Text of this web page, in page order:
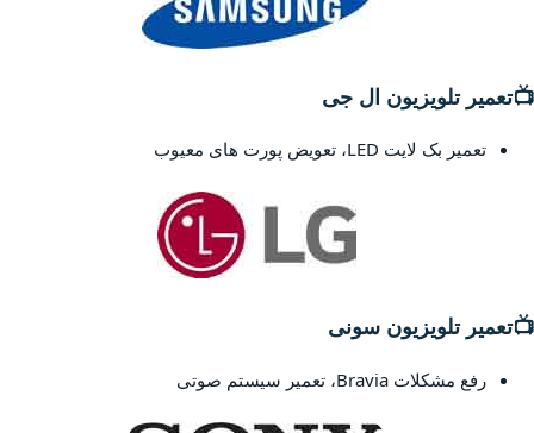
📺تعمیر تلویزیون ال جی
تعمیر بک لایت LED، تعویض پورت های معیوب
📺تعمیر تلویزیون سونی
رفع مشکلات Bravia، تعمیر سیستم صوتی